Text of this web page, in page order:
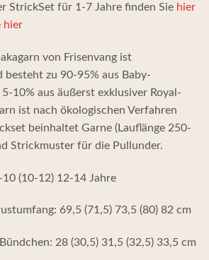
StrickSet für 1-7 Jahre finden Sie hier
hier
von Frisenvang ist
besteht zu 90-95% aus Baby-
10% aus äußerst exklusiver Royal-
ist nach ökologischen Verfahren
beinhaltet Garne (Lauflänge 250-
Strickmuster für die Pullunder.
10 (10-12) 12-14 Jahre
69,5 (71,5) 73,5 (80) 82 cm
28 (30,5) 31,5 (32,5) 33,5 cm